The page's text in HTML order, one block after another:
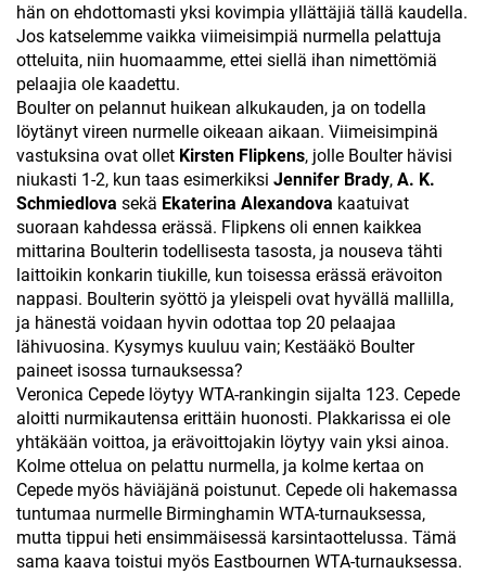
hän on ehdottomasti yksi kovimpia yllättäjiä tällä kaudella.
Jos katselemme vaikka viimeisimpiä nurmella pelattuja
otteluita, niin huomaamme, ettei siellä ihan nimettömiä
pelaajia ole kaadettu.
Boulter on pelannut huikean alkukauden, ja on todella
löytänyt vireen nurmelle oikeaan aikaan. Viimeisimpinä
vastuksina ovat ollet Kirsten Flipkens, jolle Boulter hävisi
niukasti 1-2, kun taas esimerkiksi Jennifer Brady, A. K.
Schmiedlova sekä Ekaterina Alexandova kaatuivat
suoraan kahdessa erässä. Flipkens oli ennen kaikkea
mittarina Boulterin todellisesta tasosta, ja nouseva tähti
laittoikin konkarin tiukille, kun toisessa erässä erävoiton
nappasi. Boulterin syöttö ja yleispeli ovat hyvällä mallilla,
ja hänestä voidaan hyvin odottaa top 20 pelaajaa
lähivuosina. Kysymys kuuluu vain; Kestääkö Boulter
paineet isossa turnauksessa?
Veronica Cepede löytyy WTA-rankingin sijalta 123. Cepede
aloitti nurmikautensa erittäin huonosti. Plakkarissa ei ole
yhtäkään voittoa, ja erävoittojakin löytyy vain yksi ainoa.
Kolme ottelua on pelattu nurmella, ja kolme kertaa on
Cepede myös häviäjänä poistunut. Cepede oli hakemassa
tuntumaa nurmelle Birminghamin WTA-turnauksessa,
mutta tippui heti ensimmäisessä karsintaottelussa. Tämä
sama kaava toistui myös Eastbournen WTA-turnauksessa.